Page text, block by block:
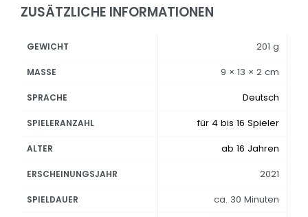
ZUSÄTZLICHE INFORMATIONEN
GEWICHT 201 g
MASSE 9 × 13 × 2 cm
SPRACHE Deutsch
SPIELERANZAHL für 4 bis 16 Spieler
ALTER ab 16 Jahren
ERSCHEINUNGSJAHR 2021
SPIELDAUER ca. 30 Minuten